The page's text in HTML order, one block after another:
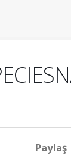
Paylaş